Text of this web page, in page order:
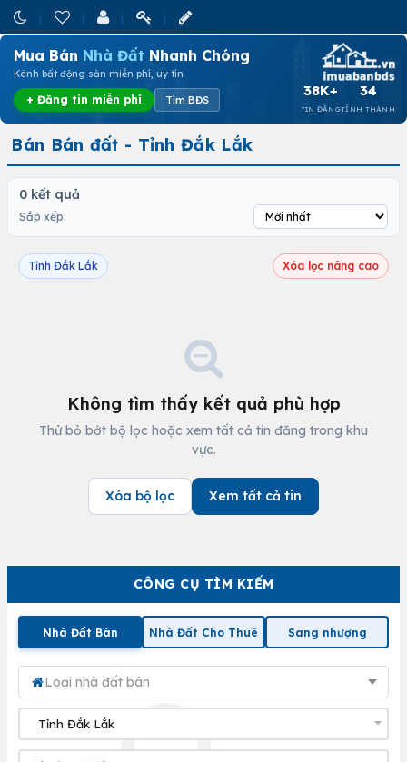
Mua Bán Nhà Đất Nhanh Chóng
Kênh bất động sản miễn phí, uy tín
+ Đăng tin miễn phí Tìm BĐS
38K+
TIN ĐĂNG
34
TỈNH THÀNH
CÔNG CỤ TÌM KIẾM
Nhà Đất Bán Nhà Đất Cho Thuê Sang nhượng
Loại nhà đất bán
Bán Bán đất - Tỉnh Đắk Lắk
0 kết quả
Sắp xếp:
Tỉnh Đắk Lắk Xóa lọc nâng cao
Không tìm thấy kết quả phù hợp
Thử bỏ bớt bộ lọc hoặc xem tất cả tin đăng trong khu
vực.
Xóa bộ lọc Xem tất cả tin